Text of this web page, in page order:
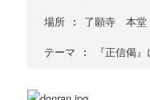
場所 : 了願寺　本堂